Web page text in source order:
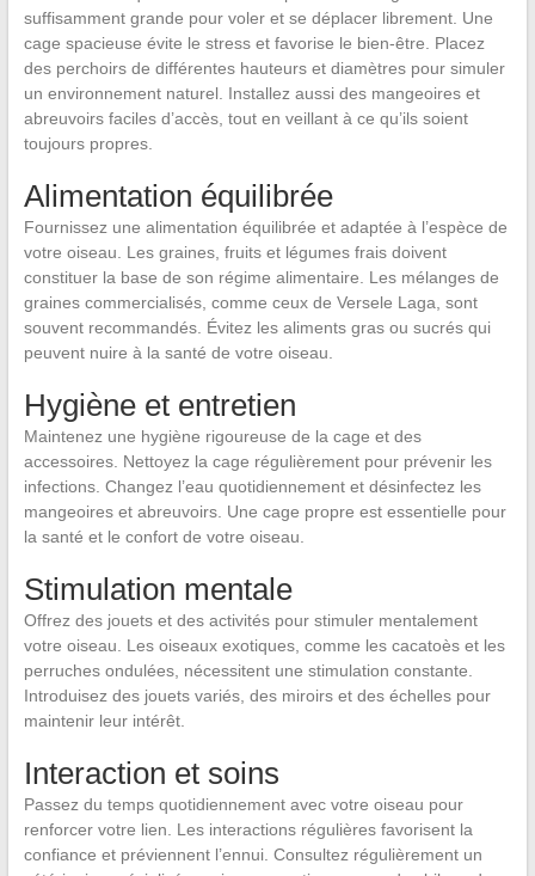
suffisamment grande pour voler et se déplacer librement. Une
cage spacieuse évite le stress et favorise le bien-être. Placez
des perchoirs de différentes hauteurs et diamètres pour simuler
un environnement naturel. Installez aussi des mangeoires et
abreuvoirs faciles d’accès, tout en veillant à ce qu’ils soient
toujours propres.
Alimentation équilibrée
Fournissez une alimentation équilibrée et adaptée à l’espèce de
votre oiseau. Les graines, fruits et légumes frais doivent
constituer la base de son régime alimentaire. Les mélanges de
graines commercialisés, comme ceux de Versele Laga, sont
souvent recommandés. Évitez les aliments gras ou sucrés qui
peuvent nuire à la santé de votre oiseau.
Hygiène et entretien
Maintenez une hygiène rigoureuse de la cage et des
accessoires. Nettoyez la cage régulièrement pour prévenir les
infections. Changez l’eau quotidiennement et désinfectez les
mangeoires et abreuvoirs. Une cage propre est essentielle pour
la santé et le confort de votre oiseau.
Stimulation mentale
Offrez des jouets et des activités pour stimuler mentalement
votre oiseau. Les oiseaux exotiques, comme les cacatoès et les
perruches ondulées, nécessitent une stimulation constante.
Introduisez des jouets variés, des miroirs et des échelles pour
maintenir leur intérêt.
Interaction et soins
Passez du temps quotidiennement avec votre oiseau pour
renforcer votre lien. Les interactions régulières favorisent la
confiance et préviennent l’ennui. Consultez régulièrement un